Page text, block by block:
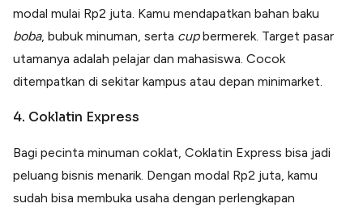
modal mulai Rp2 juta. Kamu mendapatkan bahan baku
boba, bubuk minuman, serta cupbermerek. Target pasar
utamanya adalah pelajar dan mahasiswa. Cocok
ditempatkan di sekitar kampus atau depan minimarket.
4. Coklatin Express
Bagi pecinta minuman coklat, Coklatin Express bisa jadi
peluang bisnis menarik. Dengan modal Rp2 juta, kamu
sudah bisa membuka usaha dengan perlengkapan